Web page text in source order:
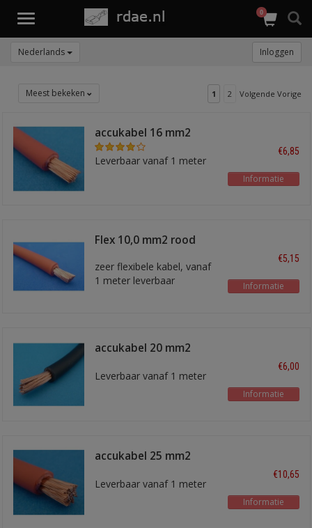
Toggle
0
Nederlands Inloggen
Meest bekeken 1 2 Volgende Vorige
accukabel 16 mm2
rood
Leverbaar vanaf 1 meter
€6,85
Informatie
Flex 10,0 mm2 rood
zeer flexibele kabel, vanaf
1 meter leverbaar
€5,15
Informatie
accukabel 20 mm2
Leverbaar vanaf 1 meter
€6,00
Informatie
accukabel 25 mm2
Leverbaar vanaf 1 meter
€10,65
Informatie